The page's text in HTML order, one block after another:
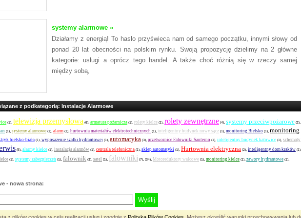
systemy alarmowe »
Działamy z energią! To hasło przyświeca nam od samego początku, innymi słowy od
ponad 20 lat obecności na polskim rynku. Swoją propozycję dzielimy na 2 główne
kategorie: usługi a oprócz tego handel. A także choć różnią się w rzeczy samej
między sobą,
z podkategorią: Instalacje Alarmowe
(1), telewizja przemysłowa (6), armatura pożarnicza (1), rolety kielce (1), rolety zewnętrzne (4), systemy przeciwpożarowe (2),
(1), systemy alarmowe (1), alarm (1), hurtownia materiałów elektrotechnicznych (1), inteligentny budynek nowy sącz (1), monitoring Bielsko (1), monitoring
bielsko-biała (1), wyposażenie szafki hydrantowej (1), automatyka (3), przetwornice Falowniki Santerno (1), inteligentny budynek katowice (1), schematy
(5), alarmy kielce (1), instalacja alarmów (1), centrala telefoniczna (1), sklep automatyki (1), Hurtownia elektryczna (2), inteligentny dom kraków (1),
(1), systemy zabezpieczeń (1), falownik (3), satel (1), falowniki (7), (34), Motoreduktory walcowe (1), monitoring kielce (1), zawory hydrantowe (1),
- nowa strona: